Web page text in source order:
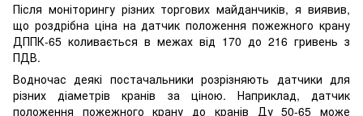
Після моніторингу різних торгових майданчиків, я виявив,
що роздрібна ціна на датчик положення пожежного крану
ДППК-65 коливається в межах від 170 до 216 гривень з
ПДВ.
Водночас деякі постачальники розрізняють датчики для
різних діаметрів кранів за ціною. Наприклад, датчик
положення пожежного крану до кранів Ду 50-65 може